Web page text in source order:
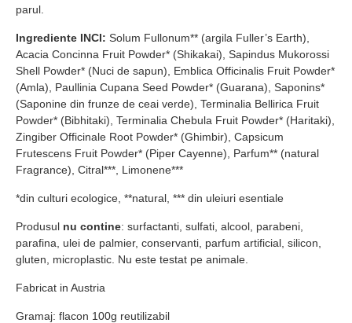
parul.
Ingrediente INCI: Solum Fullonum** (argila Fuller’s Earth),
Acacia Concinna Fruit Powder* (Shikakai), Sapindus Mukorossi
Shell Powder* (Nuci de sapun), Emblica Officinalis Fruit Powder*
(Amla), Paullinia Cupana Seed Powder* (Guarana), Saponins*
(Saponine din frunze de ceai verde), Terminalia Bellirica Fruit
Powder* (Bibhitaki), Terminalia Chebula Fruit Powder* (Haritaki),
Zingiber Officinale Root Powder* (Ghimbir), Capsicum
Frutescens Fruit Powder* (Piper Cayenne), Parfum** (natural
Fragrance), Citral***, Limonene***
*din culturi ecologice, **natural, *** din uleiuri esentiale
Produsul nu contine: surfactanti, sulfati, alcool, parabeni,
parafina, ulei de palmier, conservanti, parfum artificial, silicon,
gluten, microplastic. Nu este testat pe animale.
Fabricat in Austria
Gramaj: flacon 100g reutilizabil